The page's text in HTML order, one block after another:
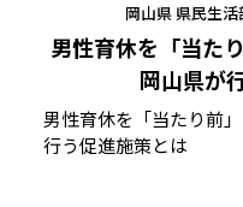
男性育休を「当た
岡山県が
岡山県 県民生
男性育休を「当たり前
行う促進施策とは